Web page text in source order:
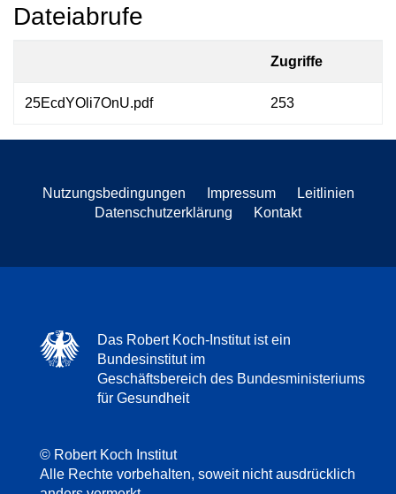
Dateiabrufe
Zugriffe
25EcdYOli7OnU.pdf 253
Nutzungsbedingungen Impressum
Leitlinien
Datenschutzerklärung
Kontakt
Das Robert Koch-Institut ist ein
Bundesinstitut im
Geschäftsbereich des Bundesministeriums
für Gesundheit
© Robert Koch Institut
Alle Rechte vorbehalten, soweit nicht ausdrücklich